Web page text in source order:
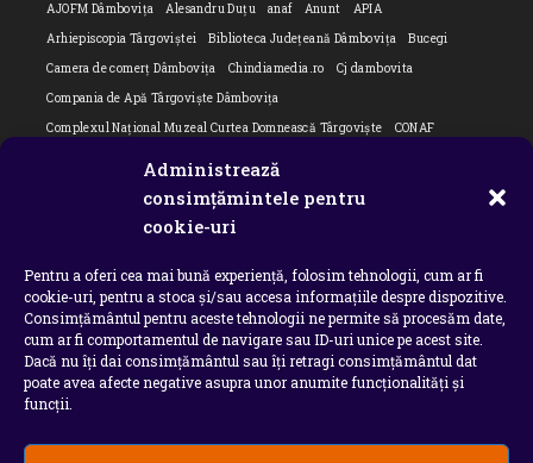
Administrează
consimțămintele pentru
cookie-uri
Pentru a oferi cea mai bună experiență, folosim tehnologii, cum ar fi
cookie-uri, pentru a stoca și/sau accesa informațiile despre dispozitive.
Consimțământul pentru aceste tehnologii ne permite să procesăm date,
cum ar fi comportamentul de navigare sau ID-uri unice pe acest site.
Dacă nu îți dai consimțământul sau îți retragi consimțământul dat
poate avea afecte negative asupra unor anumite funcționalități și
funcții.
AJOFM Dâmbovița Alesandru Duțu anaf Anunt
APIA
Arhiepiscopia Târgoviștei
Biblioteca Județeană Dâmbovița
Bucegi
Camera de comerț Dâmbovița
Chindiamedia.ro
Cj dambovita
Compania de Apă Târgoviște Dâmbovița
Complexul Național Muzeal Curtea Domnească Târgoviște
CONAF
Flori Bungete
intreruperi energie electrica
ipj dambovita
MApN
Ministerul Educației ministerul sanatatii
Nu-ți uita istoria
Oana Filip
Prefectura dambovita Primaria Dragodana
Primaria Lucieni
primaria Răzvad
Primaria Ulmi primăria Târgoviște
PSD Dambovita
psiholog
Serial Situatia Covid 19 Dambovita
Situație Covid-19
Universitatea Valahia